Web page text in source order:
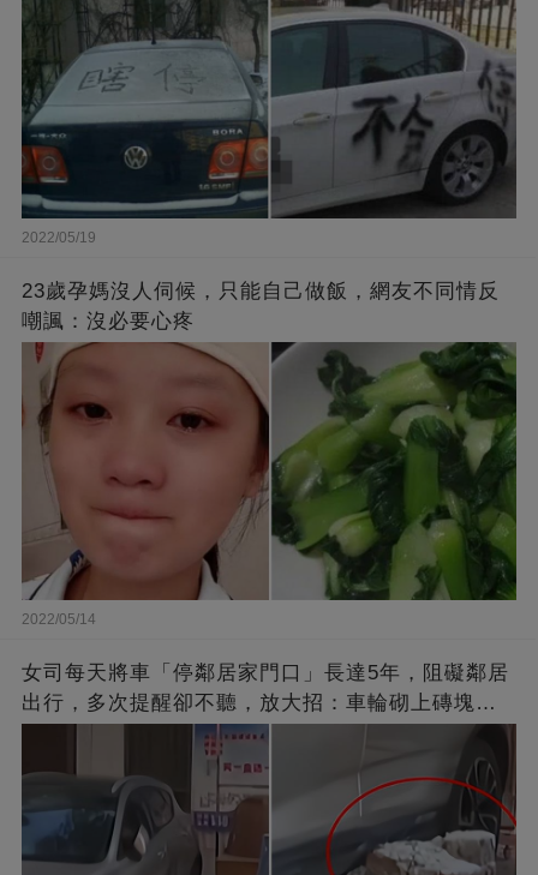
2022/05/19
23歲孕媽沒人伺候，只能自己做飯，網友不同情反
嘲諷：沒必要心疼
2022/05/14
女司每天將車「停鄰居家門口」長達5年，阻礙鄰居
出行，多次提醒卻不聽，放大招：車輪砌上磚塊，